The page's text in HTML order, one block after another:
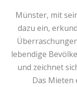
Münster, mit
dazu ein,
lebendige
und zeichnet
Das Mieten